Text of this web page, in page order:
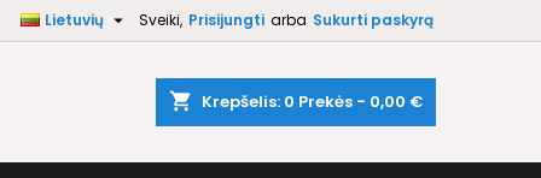
Sveiki, Prisijungti arba Sukurti paskyrą
Lietuvių 
shopping_cart Krepšelis: 0 Prekės - 0,00 €